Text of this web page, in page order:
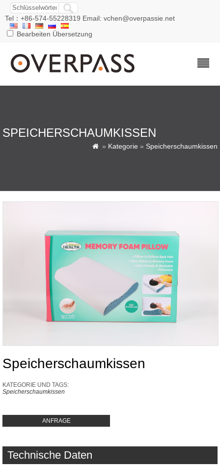
Tel：+86-574-55228319 Email: vchen@overpassie.net
Bearbeiten Übersetzung
SPEICHERSCHAUMKISSEN
 » Kategorie » Speicherschaumkissen
Speicherschaumkissen
KATEGORIE UND TAGS:
Speicherschaumkissen
ANFRAGE
Technische Daten